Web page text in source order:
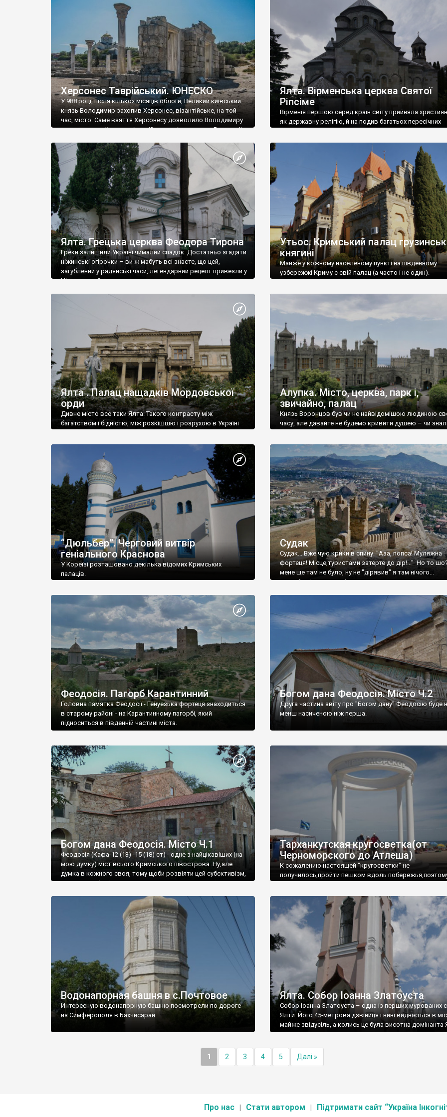
візантійської доби. Раритети викрадені з фондів об’єкту
культурної спадщини ЮНЕСКО «Херсонеса Таврійського».
Офіційно – на виставку «Золото Візантії», але експерти та
влада в Україні вважають це лише […]
називаються «повстяками» (postaki)…” “Вино. Крим
виробляє відмінне вино і його вдосталь: воно все
легке біле і дуже […]
Херсонес Таврійський. ЮНЕСКО
У 988 році, після кількох місяців облоги, Великий київський
князь Володимир захопив Херсонес, візантійське, на той
час, місто. Саме взяття Херсонесу дозволило Володимиру
диктувати свої умови візантійському імператору Василю ІІ,
Херсонесі Володимир-язичник, став Василем-
християнином. А потім було Хрещення Русі. На честь
Херсонесу Таврійського названо місто […]
Ялта. Вірменська церква Святої
Ріпсіме
Вірменія першою серед країн світу прийняла
як державну релігію, й на подив багатьох пересічних
Ялта. Грецька церква Феодора Тирона
Греки залишили Україні чималий спадок. Достатньо згадати
ніжинські огірочки – ви ж мабуть всі знаєте, що цей,
загублений у радянські часи, легендарний рецепт привезли у
Ніжин греки?
Утьос. Кримський палац
княгині
Майже у кожному населеному пункті на південному
узбережжі Криму є свій палац (а часто і не один).
Ялта . Палац нащадків Мордовської
орди
Дивне місто все таки Ялта. Такого контрасту між
багатством і бідністю, між розкішшю і розрухою в Україні
Алупка. Місто, церква, парк і,
звичайно, палац
Князь Воронцов був чи не найвідомішою людиною
часу, але давайте не будемо кривити душею – чи
“Дюльбер”. Черговий витвір
геніального Краснова
У Кореїзі розташовано декілька відомих Кримських
палаців.
Судак
Судак... Вже чую крики в спину: "Ааа, попса! Муляжна
фортеця! Місце,туристами затерте до дір!..." Но то
мене ще там не було, ну не "дірявив" я там нічого...
принаймні до цього літа.
Феодосія. Пагорб Карантинний
Головна памятка Феодосії - Генуезька фортеця знаходиться
в старому районі - на Карантинному пагорбі, який
підноситься в південній частині міста.
Богом дана Феодосія. Місто Ч.2
Друга частина звіту про "Богом дану" Феодосію буде
менш насиченою ніж перша.
Богом дана Феодосія. Місто Ч.1
Феодосія (Кафа-12 (13) -15 (18) ст) - одне з найцікавіших (на
мою думку) міст всього Кримського півострова .Ну,але
думка в кожного своя, тому щоби розвіяти цей субєктивізм,
запрошую відвідати це
Тарханкутская кругосветка(от
Черноморского до Атлеша)
К сожалению настоящей "кругосветки" не
получилось,пройти пешком вдоль
Водонапорная башня в с.Почтовое
Интересную водонапорную башню посмотрели по дороге
из Симферополя в Бахчисарай.
Ялта. Собор Іоанна Златоуста
Собор Іоанна Златоуста – одна із перших мурованих
Ялти. Його 45-метрова дзвіниця і нині видніється в
майже звідусіль, а колись це була висотна домінанта
1 2 3 4 5 Далі »
Про нас Стати автором Підтримати сайт “Україна